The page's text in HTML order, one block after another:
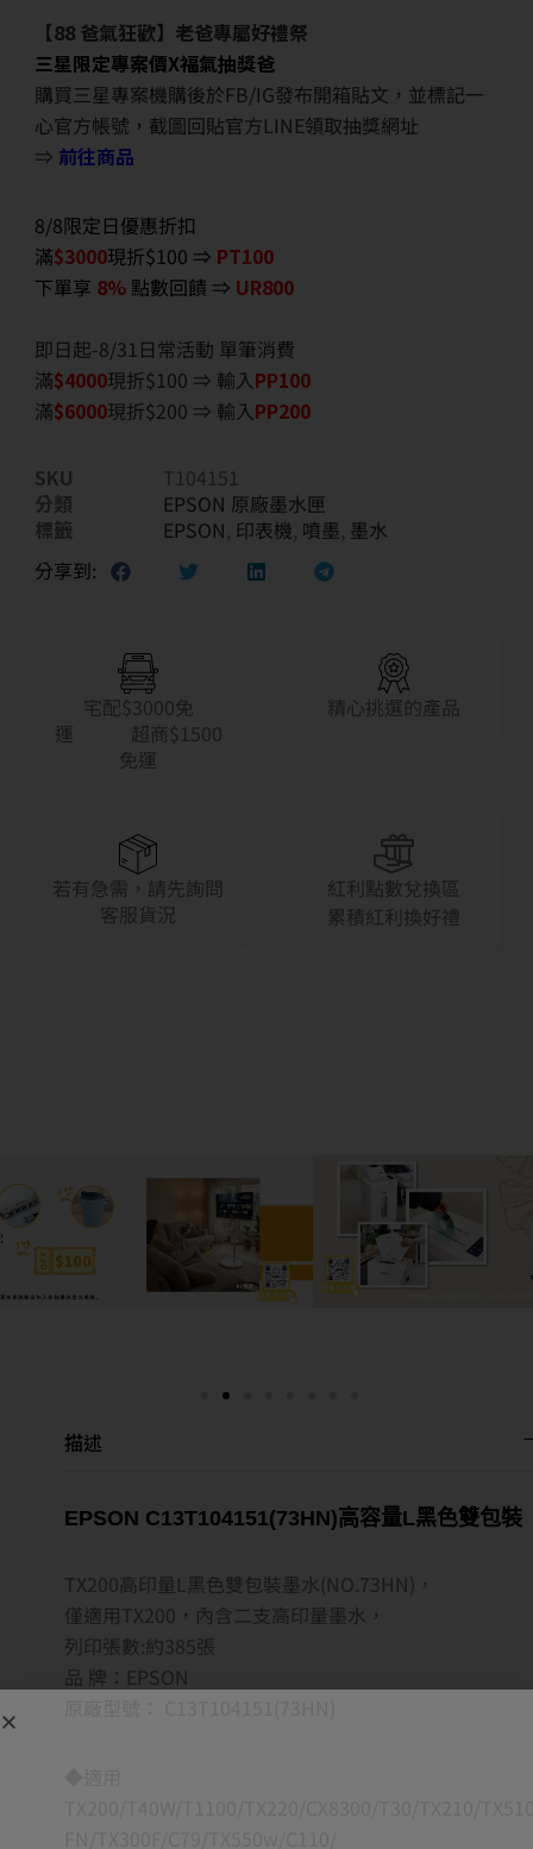
【88 爸氣狂歡】老爸專屬好禮祭
三星限定專案價X福氣抽獎爸
購買三星專案機購後於FB/IG發布開箱貼文，並標記一
心官方帳號，截圖回貼官方LINE領取抽獎網址
⇒ 前往商品
8/8限定日優惠折扣
滿$3000現折$100 ⇒ PT100
下單享 8% 點數回饋 ⇒ UR800
即日起-8/31日常活動 單筆消費
滿$4000現折$100 ⇒ 輸入PP100
滿$6000現折$200 ⇒ 輸入PP200
SKU
T104151
分類
EPSON 原廠墨水匣
標籤
EPSON, 印表機, 噴墨, 墨水
分享到:
宅配$3000免
運 超商$1500
免運
精心挑選的產品
若有急需，請先詢問
客服貨況
紅利點數兌換區
累積紅利換好禮
描述
EPSON C13T104151(73HN)高容量L黑色雙包裝
TX200高印量L黑色雙包裝墨水(NO.73HN)，
僅適用TX200，內含二支高印量墨水，
列印張數:約385張
品 牌：EPSON